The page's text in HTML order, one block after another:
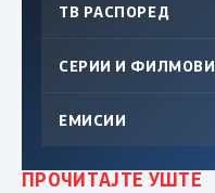
ТВ РАСПОРЕД
СЕРИИ И ФИЛМОВИ
ЕМИСИИ
ПРОЧИТАЈТЕ УШТЕ